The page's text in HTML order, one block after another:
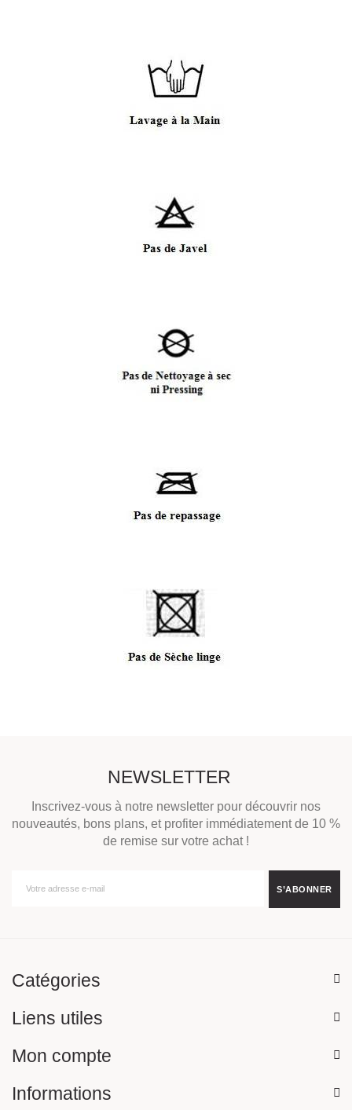
NEWSLETTER
Inscrivez-vous à notre newsletter pour découvrir nos
nouveautés, bons plans, et profiter immédiatement de 10 %
de remise sur votre achat !
Catégories
Liens utiles
Mon compte
Informations